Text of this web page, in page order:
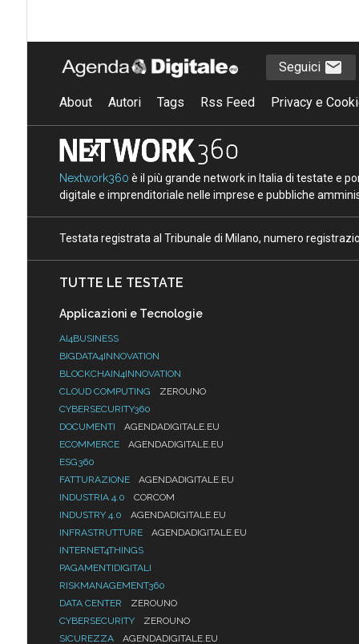
Seguici
About Autori Tags Rss Feed Privacy e
Nextwork360 è il più grande network in Italia di testate e
digitale e imprenditoriale nelle imprese e pubbliche
Testata registrata al Tribunale di Milano, numero
TUTTE LE TESTATE
Applicazioni e Tecnologie
AI4BUSINESS
BIGDATA4INNOVATION
BLOCKCHAIN4INNOVATION
CLOUD COMPUTING
ZEROUNO
CYBERSECURITY360
DOCUMENTI
AGENDADIGITALE.EU
ECOMMERCE
AGENDADIGITALE.EU
ESG360
FATTURAZIONE
AGENDADIGITALE.EU
INDUSTRIA 4.0
CORCOM
INDUSTRY 4.0
AGENDADIGITALE.EU
INFRASTRUTTURE
AGENDADIGITALE.EU
INTERNET4THINGS
PAGAMENTIDIGITALI
RISKMANAGEMENT360
DATA CENTER
ZEROUNO
CYBERSECURITY
ZEROUNO
SICUREZZA
AGENDADIGITALE.EU